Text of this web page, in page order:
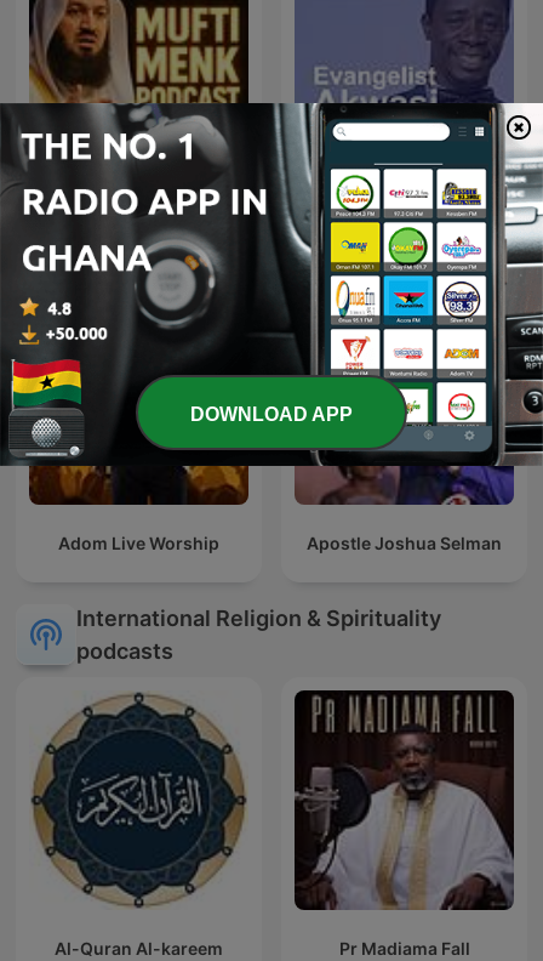
Mufti Menk Podcast Evangelist Akwasi Awuah
Adom Live Worship Apostle Joshua Selman
International Religion & Spirituality
podcasts
Al-Quran Al-kareem Pr Madiama Fall
DOWNLOAD APP